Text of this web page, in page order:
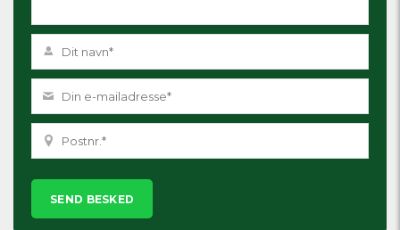
Please
leave